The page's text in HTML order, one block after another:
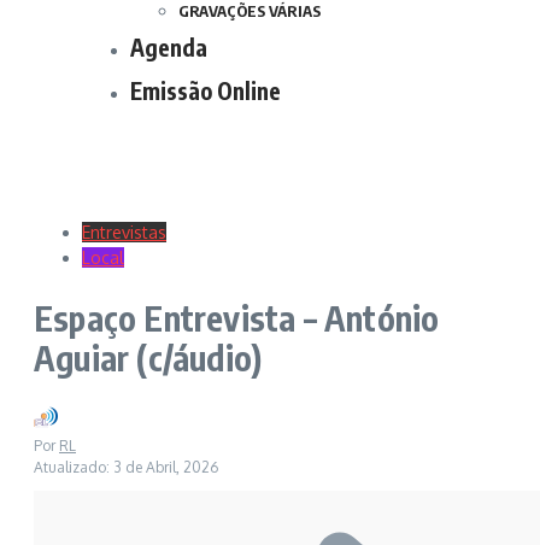
GRAVAÇÕES VÁRIAS
Agenda
Emissão Online
Entrevistas
Local
Espaço Entrevista – António
Aguiar (c/áudio)
Por RL
Atualizado: 3 de Abril, 2026